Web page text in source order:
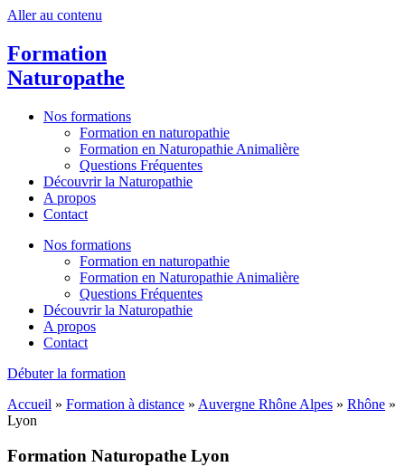
Aller au contenu
Formation
Naturopathe
Nos formations
Formation en naturopathie
Formation en Naturopathie Animalière
Questions Fréquentes
Découvrir la Naturopathie
A propos
Contact
Nos formations
Formation en naturopathie
Formation en Naturopathie Animalière
Questions Fréquentes
Découvrir la Naturopathie
A propos
Contact
Débuter la formation
Accueil » Formation à distance » Auvergne Rhône Alpes » Rhône »
Lyon
Formation Naturopathe Lyon